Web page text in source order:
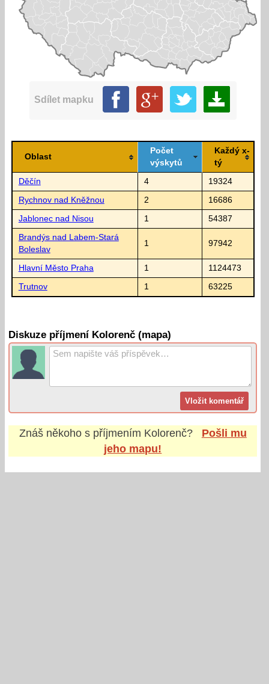
Sdílet mapku
Oblast
Počet
výskytů
Každý x-
tý
Děčín 4 19324
Rychnov nad Kněžnou 2 16686
Jablonec nad Nisou 1 54387
Brandýs nad Labem-Stará
Boleslav
1 97942
Hlavní Město Praha 1 1124473
Trutnov 1 63225
Diskuze příjmení Kolorenč (mapa)
Znáš někoho s příjmením Kolorenč?
Pošli mu
jeho mapu!